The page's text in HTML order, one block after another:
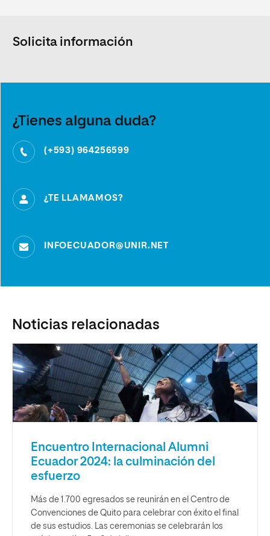
Solicita información
¿Tienes alguna duda?
(+593) 964256599
¿TE LLAMAMOS?
INFOECUADOR@UNIR.NET
Noticias relacionadas
Encuentro Internacional Alumni
Ecuador 2024: la culminación del
esfuerzo
Más de 1.700 egresados se reunirán en el Centro de
Convenciones de Quito para celebrar con éxito el final
de sus estudios. Las ceremonias se celebrarán los